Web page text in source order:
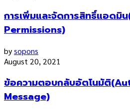
การเพิ่มและจัดการสิทธิ์แอดมิ
Permissions)
bysopons
August 20, 2021
ข้อความตอบกลับอัตโนมัติ
Message)